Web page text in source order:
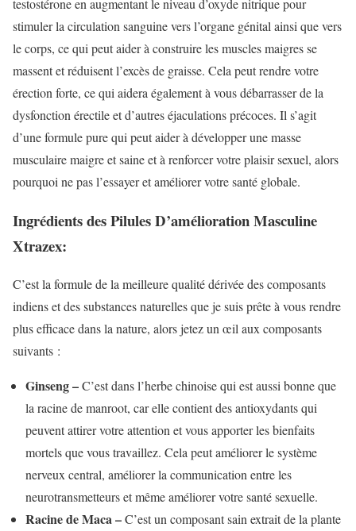
testostérone en augmentant le niveau d’oxyde nitrique pour
stimuler la circulation sanguine vers l’organe génital ainsi que vers
le corps, ce qui peut aider à construire les muscles maigres se
massent et réduisent l’excès de graisse. Cela peut rendre votre
érection forte, ce qui aidera également à vous débarrasser de la
dysfonction érectile et d’autres éjaculations précoces. Il s’agit
d’une formule pure qui peut aider à développer une masse
musculaire maigre et saine et à renforcer votre plaisir sexuel, alors
pourquoi ne pas l’essayer et améliorer votre santé globale.
Ingrédients des Pilules D’amélioration Masculine
Xtrazex:
C’est la formule de la meilleure qualité dérivée des composants
indiens et des substances naturelles que je suis prête à vous rendre
plus efficace dans la nature, alors jetez un œil aux composants
suivants :
Ginseng –C’est dans l’herbe chinoise qui est aussi bonne que
la racine de manroot, car elle contient des antioxydants qui
peuvent attirer votre attention et vous apporter les bienfaits
mortels que vous travaillez. Cela peut améliorer le système
nerveux central, améliorer la communication entre les
neurotransmetteurs et même améliorer votre santé sexuelle.
Racine de Maca –C’est un composant sain extrait de la plante